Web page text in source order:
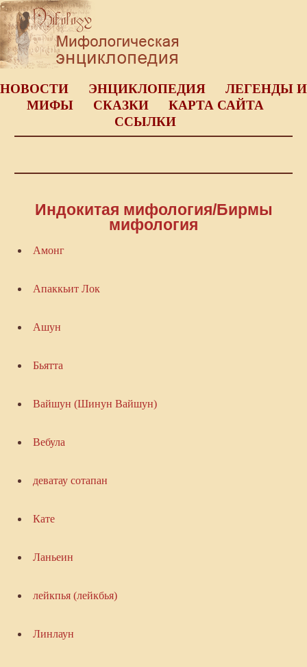
НОВОСТИ ЭНЦИКЛОПЕДИЯ
ЛЕГЕНДЫ И
МИФЫ
СКАЗКИ
КАРТА САЙТА
ССЫЛКИ
Индокитая мифология/Бирмы
мифология
Амонг
Апаккьит Лок
Ашун
Бьятта
Вайшун (Шинун Вайшун)
Вебула
деватау сотапан
Кате
Ланьеин
лейкпья (лейкбья)
Линлаун